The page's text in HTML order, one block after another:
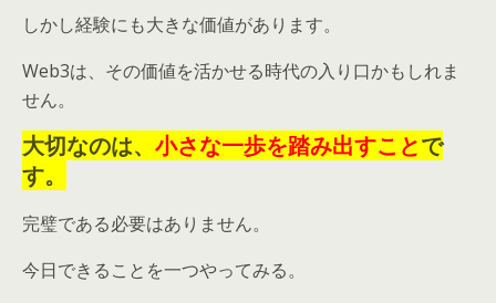
しかし経験にも大きな価値があります。
Web3は、その価値を活かせる時代の入り口かもしれま
せん。
大切なのは、 小さな一歩を踏み出すことで
す。
完璧である必要はありません。
今日できることを一つやってみる。